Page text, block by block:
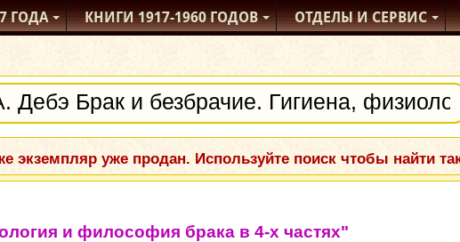
ГОДА КНИГИ1917-1960ГОДОВ ОТДЕЛЫИ СЕРВИС
экземпляр уже продан. Используйте поиск чтобы найти
и философия брака в 4-х частях"